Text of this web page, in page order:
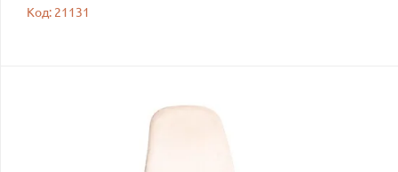
Код: 21131